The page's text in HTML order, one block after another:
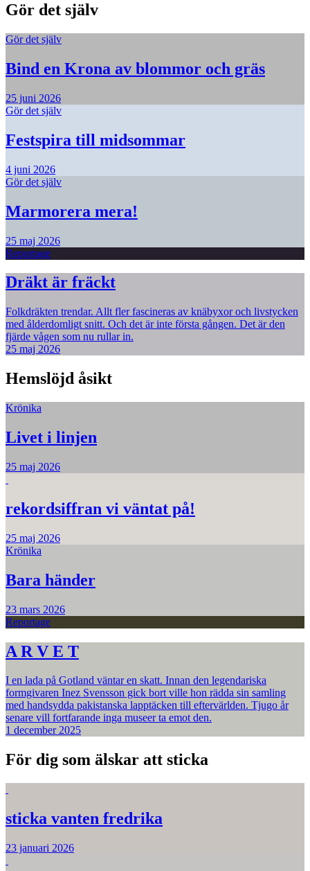
Gör det själv
Gör det själv
Bind en Krona av blommor och gräs
25 juni 2026
Gör det själv
Festspira till midsommar
4 juni 2026
Gör det själv
Marmorera mera!
25 maj 2026
Reportage
Dräkt är fräckt
Folkdräkten trendar. Allt fler fascineras av knäbyxor och livstycken
med ålderdomligt snitt. Och det är inte första gången. Det är den
fjärde vågen som nu rullar in.
25 maj 2026
Hemslöjd åsikt
Krönika
Livet i linjen
25 maj 2026
rekordsiffran vi väntat på!
25 maj 2026
Krönika
Bara händer
23 mars 2026
Reportage
A R V E T
I en lada på Gotland väntar en skatt. Innan den legendariska
formgivaren Inez Svensson gick bort ville hon rädda sin samling
med handsydda pakistanska lapptäcken till eftervärlden. Tjugo år
senare vill fortfarande inga museer ta emot den.
1 december 2025
För dig som älskar att sticka
sticka vanten fredrika
23 januari 2026